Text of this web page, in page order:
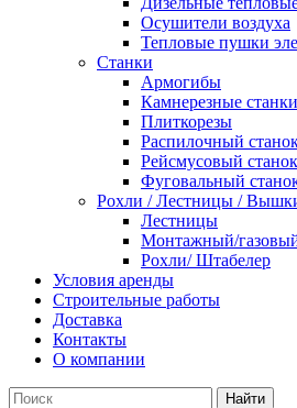
Осушители воздуха
Тепловые пушки
Станки
Армогибы
Камнерезные станки
Плиткорезы
Распилочный
Рейсмусовый станок
Фуговальный
Рохли / Лестницы /
Лестницы
Монтажный/
Рохли/ Штабелер
Условия аренды
Строительные работы
Доставка
Контакты
О компании